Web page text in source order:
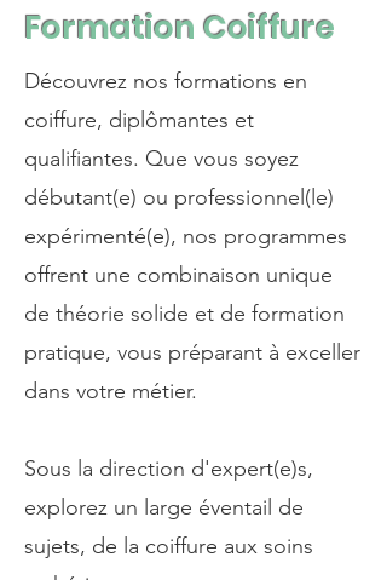
Formation Coiffure
Découvrez nos formations en
coiffure, diplômantes et
qualifiantes. Que vous soyez
débutant(e) ou professionnel(le)
expérimenté(e), nos programmes
offrent une combinaison unique
de théorie solide et de formation
pratique, vous préparant à exceller
dans votre métier.
Sous la direction d'expert(e)s,
explorez un large éventail de
sujets, de la coiffure aux soins